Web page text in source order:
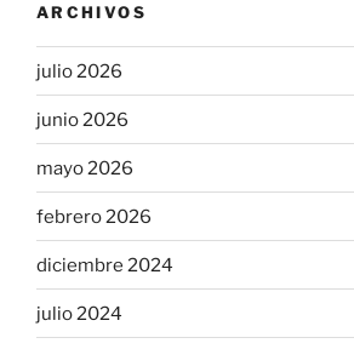
ARCHIVOS
julio 2026
junio 2026
mayo 2026
febrero 2026
diciembre 2024
julio 2024